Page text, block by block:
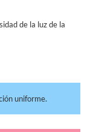
de la luz de la
uniforme.